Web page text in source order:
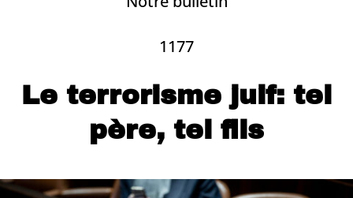
1177
Le terrorisme juif: tel
père, tel fils